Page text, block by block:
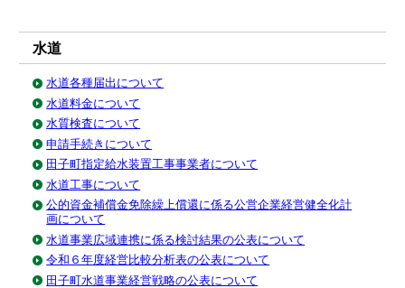
水道
水道各種届出について
水道料金について
水質検査について
申請手続きについて
田子町指定給水装置工事事業者について
水道工事について
公的資金補償金免除繰上償還に係る公営企業経営健全化計
画について
水道事業広域連携に係る検討結果の公表について
令和６年度経営比較分析表の公表について
田子町水道事業経営戦略の公表について